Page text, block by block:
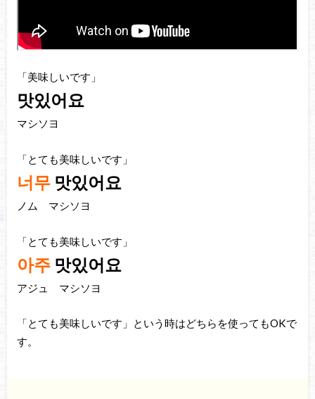
「美味しいです」
맛있어요
マシソヨ
「とても美味しいです」
너무맛있어요
ノム マシソヨ
「とても美味しいです」
아주맛있어요
アジュ マシソヨ
「とても美味しいです」という時はどちらを使ってもOKで
す。